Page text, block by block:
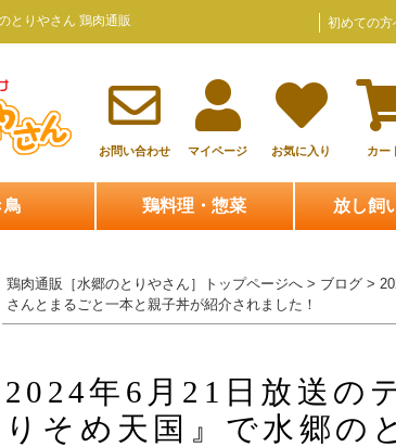
とりやさん 鶏肉通販 初めての方
お問い合わせ マイページ お気に入り カー
鳥 鶏料理・惣菜 放し飼
鶏肉通販［水郷のとりやさん］トップページへ > ブログ >
さんとまるごと一本と親子丼が紹介されました！
2024年6月21日放送の
りそめ天国』で水郷の